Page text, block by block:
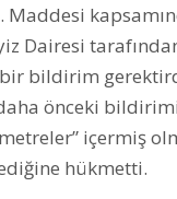
Dairesi
bildirim
önceki
içermiş
hükmetti.